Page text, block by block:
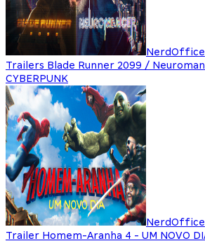
NerdOffice
Trailers Blade Runner 2099 /
CYBERPUNK
NerdOffice
Trailer Homem-Aranha 4 - UM NOVO